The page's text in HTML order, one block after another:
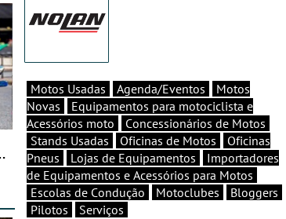
Motos Usadas Agenda/Eventos
Motos
Novas
Equipamentos para motociclista e
Acessórios moto
Concessionários de Motos
Stands Usadas
Oficinas de Motos
Oficinas
Pneus
Lojas de Equipamentos
Importadores
de Equipamentos e Acessórios para Motos
Escolas de Condução
Motoclubes
Bloggers
Pilotos
Serviços